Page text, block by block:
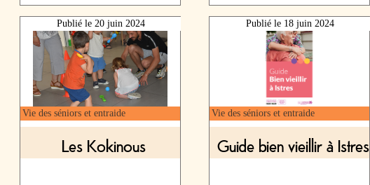
Vie des séniors et entraide
Les Kokinous
Publié le 20 juin 2024
Vie des séniors et entraide
Guide bien vieillir à Istres
Publié le 18 juin 2024